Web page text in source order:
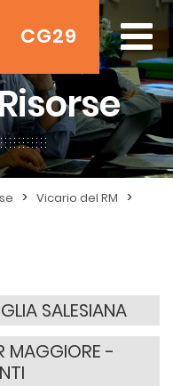
CG29
> Vicario del RM >
SALESIANA
MAGGIORE -